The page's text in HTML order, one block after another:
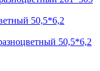
50,5*6,2
50,5*6,2